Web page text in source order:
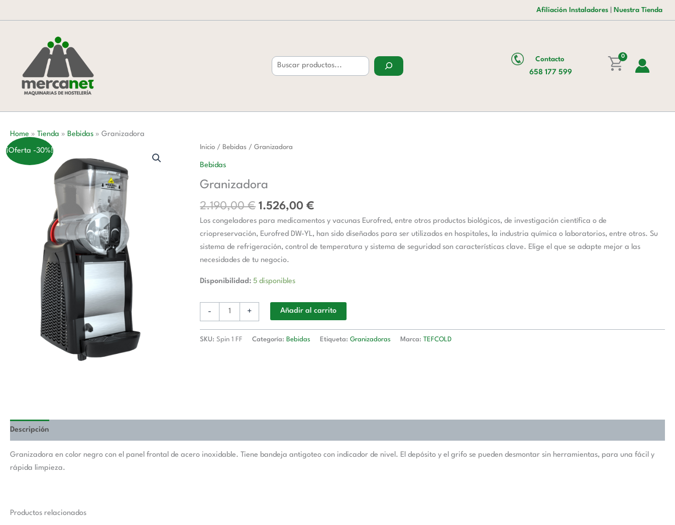
al
Afiliación Instaladores Nuestra Tienda
Contacto
658 177 599
0
Home » Tienda » Bebidas » Granizadora
¡Oferta -30%! Inicio / Bebidas / Granizadora
Bebidas
Granizadora
2.190,00€
El
era:
2.190,00 €.
1.526,00€
Los congeladores para medicamentos y vacunas Eurofred, entre otros productos biológicos, de investigación científica o de
criopreservación, Eurofred DW-YL, han sido diseñados para ser utilizados en hospitales, la industria química o laboratorios, entre otros. Su
sistema de refrigeración, control de temperatura y sistema de seguridad son características clave. Elige el que se adapte mejor a las
necesidades de tu negocio.
Disponibilidad: 5 disponibles
-
Granizadora
+ Añadir al carrito
SKU:Spin 1 FF Categoría: Bebidas Etiqueta:Granizadoras Marca: TEFCOLD
Descripción
Granizadora en color negro con el panel frontal de acero inoxidable. Tiene bandeja antigoteo con indicador de nivel. El depósito y el grifo se pueden desmontar sin herramientas, para una fácil y
rápida limpieza.
Productos relacionados
2.190,00 €.1.526,00 €.